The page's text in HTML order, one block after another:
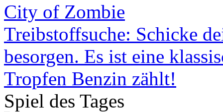
City of Zombie
Treibstoffsuche: Schicke
besorgen. Es ist eine
Tropfen Benzin zählt!
Spiel des Tages